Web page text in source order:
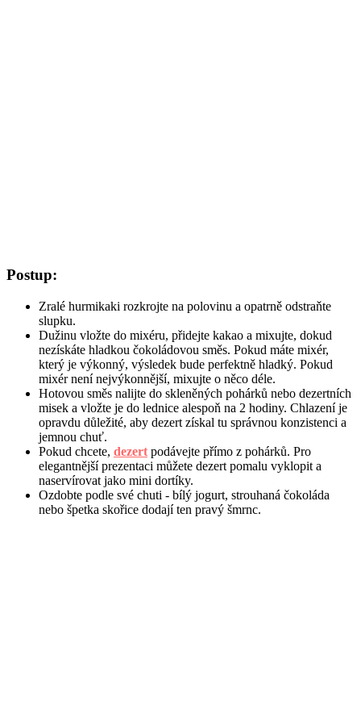
Postup:
Zralé hurmikaki rozkrojte na polovinu a opatrně odstraňte
slupku.
Dužinu vložte do mixéru, přidejte kakao a mixujte, dokud
nezískáte hladkou čokoládovou směs. Pokud máte mixér,
který je výkonný, výsledek bude perfektně hladký. Pokud
mixér není nejvýkonnější, mixujte o něco déle.
Hotovou směs nalijte do skleněných pohárků nebo dezertních
misek a vložte je do lednice alespoň na 2 hodiny. Chlazení je
opravdu důležité, aby dezert získal tu správnou konzistenci a
jemnou chuť.
Pokud chcete, dezert podávejte přímo z pohárků. Pro
elegantnější prezentaci můžete dezert pomalu vyklopit a
naservírovat jako mini dortíky.
Ozdobte podle své chuti - bílý jogurt, strouhaná čokoláda
nebo špetka skořice dodají ten pravý šmrnc.